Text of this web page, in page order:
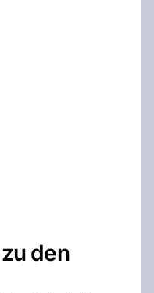
den